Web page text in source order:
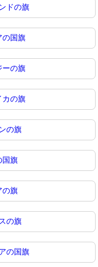
ドの旗
の国旗
ーの旗
カの旗
の旗
国旗
の旗
の旗
の国旗